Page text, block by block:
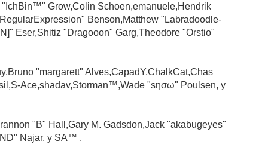
Grow,Colin Schoen,emanuele,Hendrik
Benson,Matthew "Labradoodle-
Eser,Shitiz "Dragooon" Garg,Theodore "Orstio"
"margarett" Alves,CapadY,ChalkCat,Chas
Ace,shadav,Storman™,Wade "sησω" Poulsen, y
"B" Hall,Gary M. Gadsdon,Jack "akabugeyes"
Najar, y SA™ .